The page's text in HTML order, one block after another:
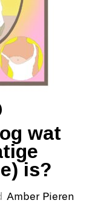
wat
is?
Amber Pieren